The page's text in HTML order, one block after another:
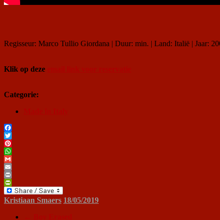
Regisseur: Marco Tullio Giordana | Duur: min. | Land: Italië | Jaar:
Klik op deze
Categorie:
Facebook
Twitter
Pinterest
WhatsApp
Gmail
Email
Print
PrintFriendly
Kristiaan Smaers 18/05/2019